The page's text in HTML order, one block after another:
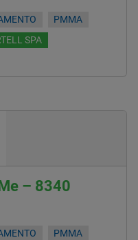
PMMA
SPA
– 8340
PMMA